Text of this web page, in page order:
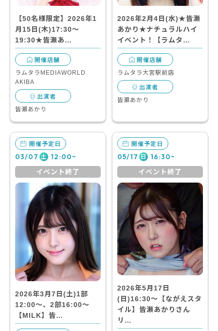
【50名様限定】2026年1
月15日(木)17:30～
19:30★皆瀬あ…
開催店舗
ラムタラMEDIAWORLD
AKIBA
出演者
皆瀬あかり
2026年2月4日(水)★皆瀬
あかり★ナチュラルハイ
イベント！【ラムタ…
開催店舗
ラムタラ大宮駅前店
出演者
皆瀬あかり
開催予定日
03/07 土 12:00~
イベント終了
2026年3月7日(土)1部
12:00～、2部16:00～
【MILK】皆…
開催予定日
05/17 日 16:30~
イベント終了
2026年5月17日
(日)16:30～【ながえスタ
イル】皆瀬あかりさん
リ…